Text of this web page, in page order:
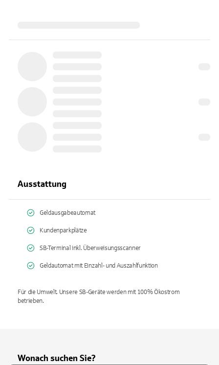
Ausstattung
Geldausgabeautomat
Kundenparkplätze
SB-Terminal inkl. Überweisungsscanner
Geldautomat mit Einzahl- und Auszahlfunktion
Für die Umwelt. Unsere SB-Geräte werden mit 100% Ökostrom
betrieben.
Wonach suchen Sie?